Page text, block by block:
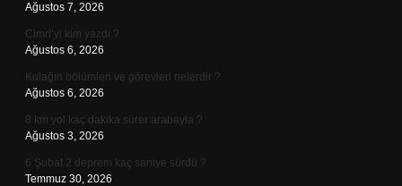
Ağustos 7, 2026
Cimri’yi kim yazdı ?
Ağustos 6, 2026
Kulağın bölümleri ve görevleri nelerdir ?
Ağustos 6, 2026
8 km yol kaç dakika sürer arabayla ?
Ağustos 3, 2026
6 Şubat 2 deprem kaç saniye sürdü ?
Temmuz 30, 2026